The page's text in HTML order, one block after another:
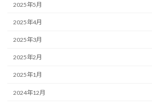
2025年5月
2025年4月
2025年3月
2025年2月
2025年1月
2024年12月